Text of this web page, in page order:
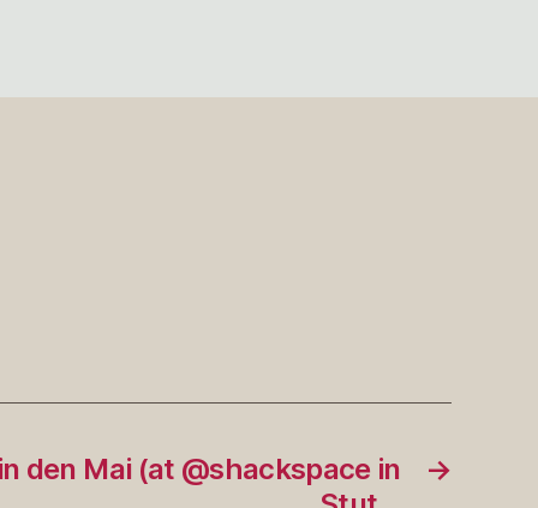
#Urlaub
→
den Mai (at @shackspace in